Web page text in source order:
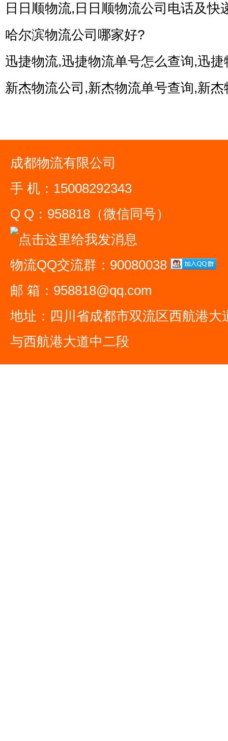
日日顺物流,日日顺物流公司电话及快
哈尔滨物流公司哪家好?
迅捷物流,迅捷物流单号怎么查询,迅捷
新杰物流公司,新杰物流单号查询,新杰
成都物流有限公司
手 机：15008292343
Q Q：958818（微信同号）
物流QQ交流群：90080038
邮 箱：958818@qq.com
地址：四川省成都市双流区西航港大
与西航港大道中二段